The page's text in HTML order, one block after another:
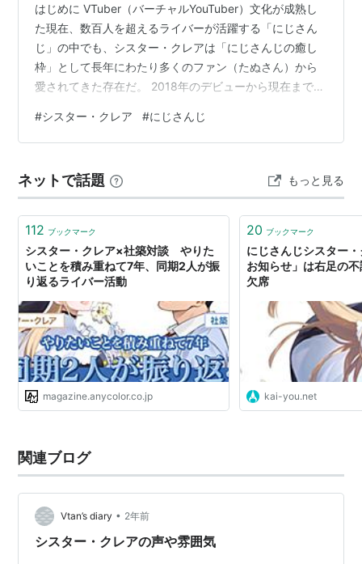
はじめに VTuber（バーチャルYouTuber）文化が成熟し
た現在、数百人を超えるライバーが活躍する「にじさん
じ」の中でも、シスター・クレアは「にじさんじの癒し
枠」として長年にわたり多くのファン（たぬさん）から
愛されてきた存在だ。 2018年のデビューから現在まで、
彼女の魅力とは何なのか。 今回はそのプロフィール・配
信の魅力・人気の秘密・炎上の有無まで多角的に分析・
基本プロフィール 項目 内容 所属 にじさんじ（にじさん
じSEEDs 1期生） 活動開始 2018年6月5日 …
#シスター・クレア #にじさんじ
ネットで話題 もっと見る
112 ブックマーク
シスター・クレア×社築対談 やりた
いことを積み重ねて7年、同期2人が振
り返るライバー活動
magazine.anycolor.co.jp
20 ブックマーク
にじさんじシスター
お知らせ」は右足の
欠席
kai-you.net
関連ブログ
Vtan’s diary • 2年前
シスター・クレアの声や雰囲気